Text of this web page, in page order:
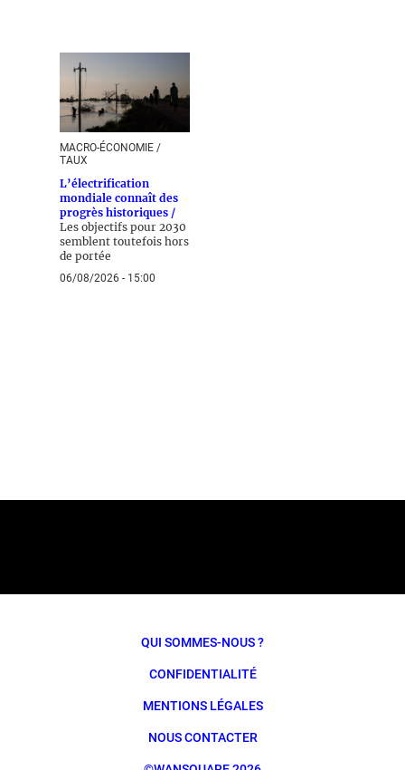
MACRO-ÉCONOMIE /
TAUX
L’électrification
mondiale connaît des
progrès historiques /
Les objectifs pour 2030
semblent toutefois hors
de portée
06/08/2026 - 15:00
QUI SOMMES-NOUS ?
CONFIDENTIALITÉ
MENTIONS LÉGALES
NOUS CONTACTER